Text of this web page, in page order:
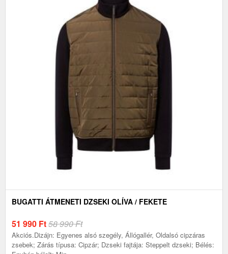
BUGATTI ÁTMENETI DZSEKI OLÍVA / FEKETE
51 990 Ft58 990 Ft
Akciós.Dizájn: Egyenes alsó szegély, Állógallér, Oldalsó cipzáras
zsebek; Zárás típusa: Cipzár; Dzseki fajtája: Steppelt dzseki; Bélés: